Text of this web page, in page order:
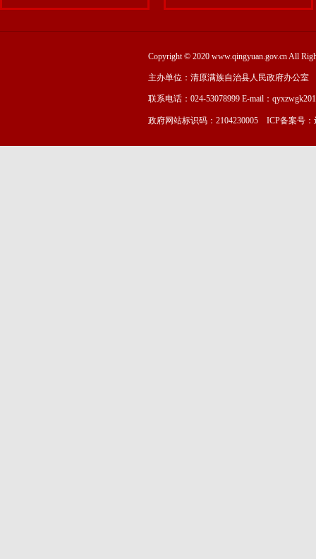
Copyright © 2020 www.qingyuan.gov.cn All
主办单位：清原满族自治县人民政府办公室
联系电话：024-53078999 E-mail：
政府网站标识码：2104230005 ICP备案号：